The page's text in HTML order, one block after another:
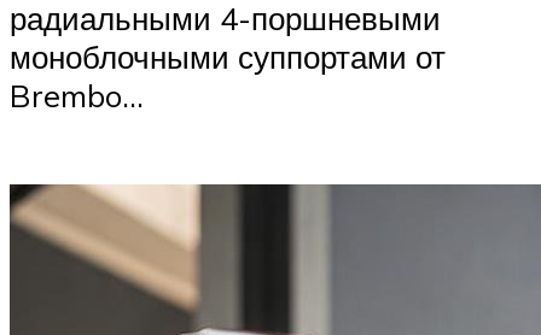
радиальными 4-поршневыми
моноблочными суппортами от
Brembo…